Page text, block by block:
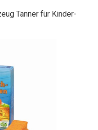
Tanner für Kinder-